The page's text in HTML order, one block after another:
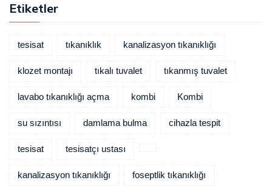
Etiketler
tesisat tıkanıklık kanalizasyon tıkanıklığı
klozet montajı tıkalı tuvalet tıkanmış tuvalet
lavabo tıkanıklığı açma kombi Kombi
su sızıntısı damlama bulma cihazla tespit
tesisat tesisatçı ustası
kanalizasyon tıkanıklığı foseptlik tıkanıklığı